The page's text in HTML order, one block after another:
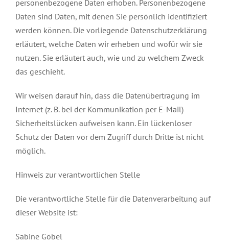
personenbezogene Daten erhoben. Personenbezogene
Daten sind Daten, mit denen Sie persönlich identifiziert
werden können. Die vorliegende Datenschutzerklärung
erläutert, welche Daten wir erheben und wofür wir sie
nutzen. Sie erläutert auch, wie und zu welchem Zweck
das geschieht.
Wir weisen darauf hin, dass die Datenübertragung im
Internet (z. B. bei der Kommunikation per E-Mail)
Sicherheitslücken aufweisen kann. Ein lückenloser
Schutz der Daten vor dem Zugriff durch Dritte ist nicht
möglich.
Hinweis zur verantwortlichen Stelle
Die verantwortliche Stelle für die Datenverarbeitung auf
dieser Website ist:
Sabine Göbel